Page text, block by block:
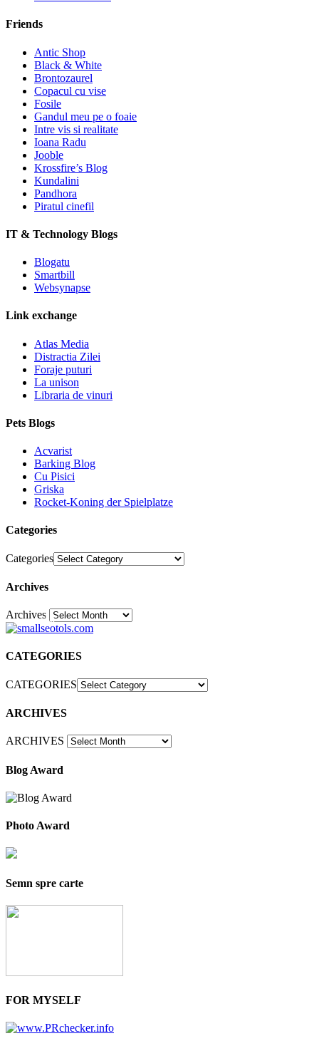
Friends
Antic Shop
Black & White
Brontozaurel
Copacul cu vise
Fosile
Gandul meu pe o foaie
Intre vis si realitate
Ioana Radu
Jooble
Krossfire’s Blog
Kundalini
Pandhora
Piratul cinefil
IT & Technology Blogs
Blogatu
Smartbill
Websynapse
Link exchange
Atlas Media
Distractia Zilei
Foraje puturi
La unison
Libraria de vinuri
Pets Blogs
Acvarist
Barking Blog
Cu Pisici
Griska
Rocket-Koning der Spielplatze
Categories
Categories
Archives
Archives30
CATEGORIES
CATEGORIES
ARCHIVES
ARCHIVES
Blog Award
Photo Award
Semn spre carte
FOR MYSELF